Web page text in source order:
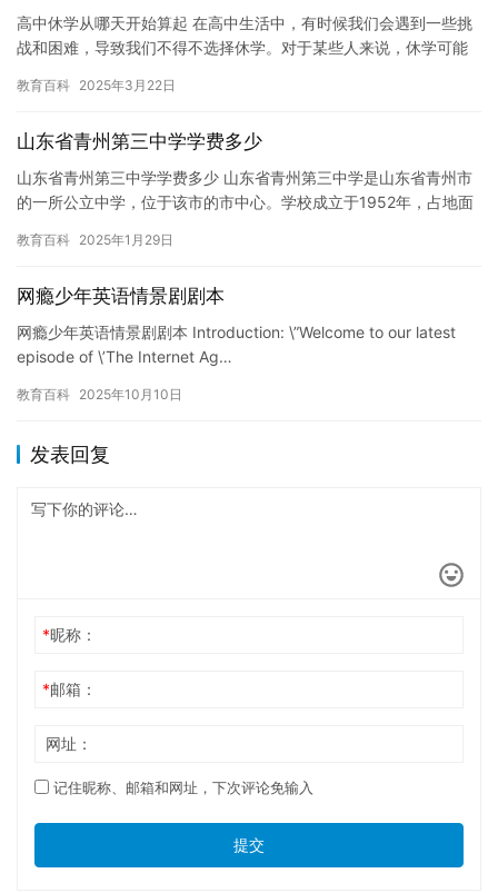
高中休学从哪天开始算起 在高中生活中，有时候我们会遇到一些挑
战和困难，导致我们不得不选择休学。对于某些人来说，休学可能
育。…
教育百科 2025年3月22日
山东省青州第三中学学费多少
山东省青州第三中学学费多少 山东省青州第三中学是山东省青州市
的一所公立中学，位于该市的市中心。学校成立于1952年，占地面
教育百科 2025年1月29日
网瘾少年英语情景剧剧本
网瘾少年英语情景剧剧本 Introduction: \”Welcome to our latest
episode of \’The Internet Ag…
教育百科 2025年10月10日
发表回复
*昵称：
*邮箱：
网址：
记住昵称、邮箱和网址，下次评论免输入
提交